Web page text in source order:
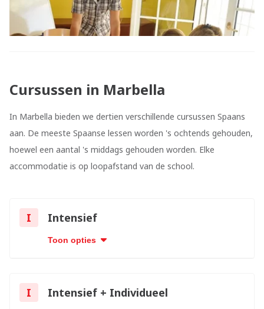
Cursussen in Marbella
In Marbella bieden we dertien verschillende cursussen Spaans
aan. De meeste Spaanse lessen worden 's ochtends gehouden,
hoewel een aantal 's middags gehouden worden. Elke
accommodatie is op loopafstand van de school.
I Intensief
Toon opties
I Intensief + Individueel